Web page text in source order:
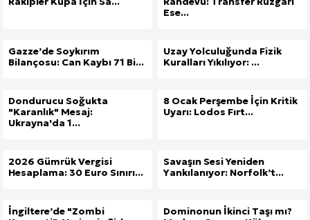
Ese...
Gazze’de Soykırım
Bilançosu: Can Kaybı 71 Bi...
Uzay Yolculuğunda Fizik
Kuralları Yıkılıyor: ...
Dondurucu Soğukta
"Karanlık" Mesaj:
Ukrayna'da 1...
8 Ocak Perşembe İçin Kritik
Uyarı: Lodos Fırt...
2026 Gümrük Vergisi
Hesaplama: 30 Euro Sınırı...
Savaşın Sesi Yeniden
Yankılanıyor: Norfolk’t...
İngiltere’de "Zombi
Dominonun İkinci Taşı mı?